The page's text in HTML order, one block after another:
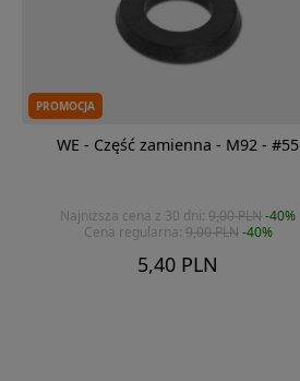
PROMOCJA
WE - Część zamienna - M92 - #55
5,40 PLN
Najniższa cena z 30 dni: 9,00 PLN -40%
Cena regularna: 9,00 PLN-40%